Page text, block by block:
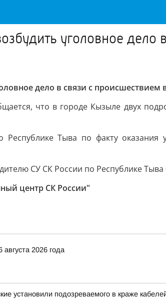
уголовное
дело в связи с происшествием
что в городе Кызыле двух
Тыва по факту оказания
СУ СК России по Республике
центр СК России"
2026 года
установили подозреваемого в краже